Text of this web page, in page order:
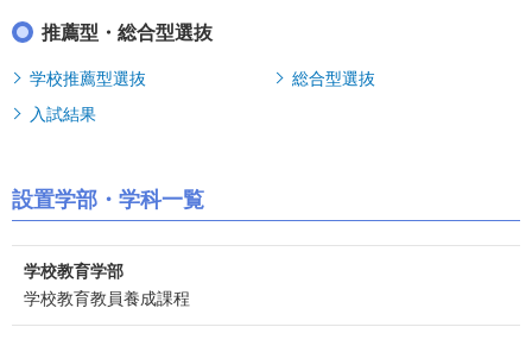
推薦型・総合型選抜
学校推薦型選抜
総合型選抜
入試結果
設置学部・学科一覧
学校教育学部
学校教育教員養成課程